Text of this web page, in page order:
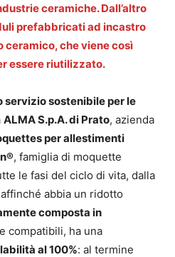
ceramiche. Dall’altro
prefabbricati ad incastro
che viene così
essere riutilizzato.
servizio sostenibile per le
ALMA S.p.A. di Prato, azienda
per allestimenti
, famiglia di moquette
le fasi del ciclo di vita, dalla
abbia un ridotto
composta in
compatibili, ha una
al 100%: al termine